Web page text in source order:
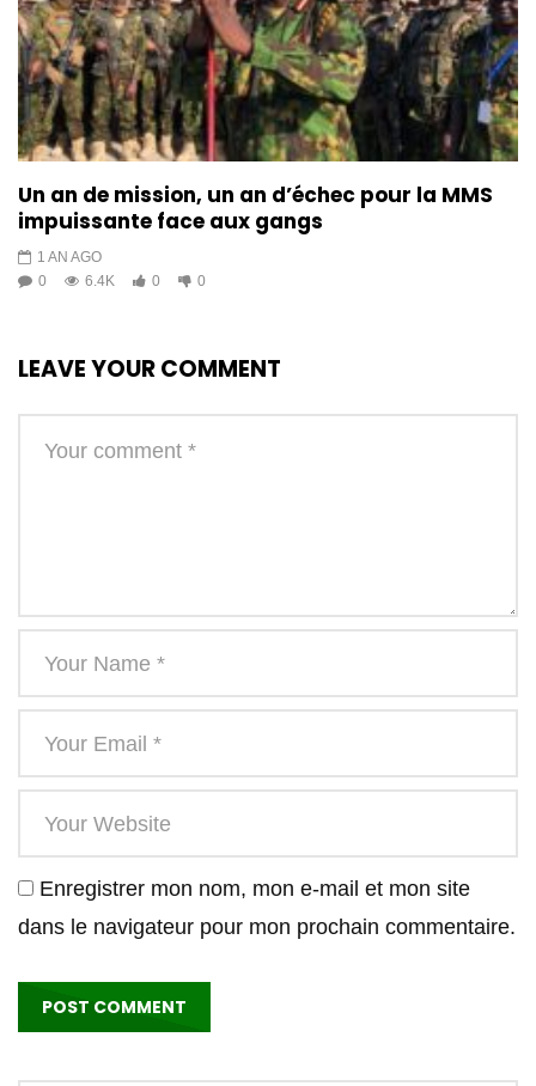
Un an de mission, un an d’échec pour la MMS
impuissante face aux gangs
1 AN AGO
0
6.4K 0 0
LEAVE YOUR COMMENT
Enregistrer mon nom, mon e-mail et mon site
dans le navigateur pour mon prochain commentaire.